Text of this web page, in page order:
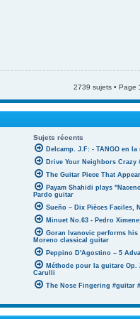
2739 sujets • Page
Sujets récents
Delcamp. J.F: - TANGO en
Drive Your Neighbors Crazy
The Guitar Piece That
Payam Shahidi plays
Pardo guitar
Sueño – Dix Pièces Faciles,
Minuet No.63 - Pedro
Goran Ivanovic performs his
Moreno classical guitar
Peppino D'Agostino – 5
Méthode pour la guitare Op.
Carulli
The Nose Fingering #guitar